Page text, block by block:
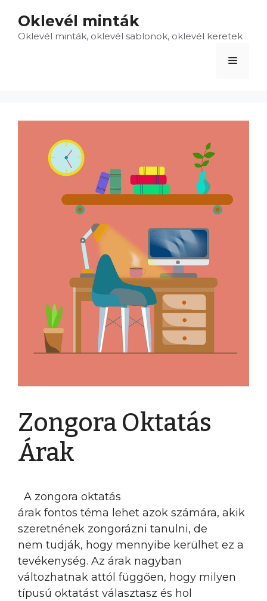
tartalomba
Oklevél minták
Oklevél minták, oklevél sablonok, oklevél keretek
Menü
Zongora Oktatás
Árak
A zongora oktatás
árak fontos téma lehet azok számára, akik
szeretnének zongorázni tanulni, de
nem tudják, hogy mennyibe kerülhet ez a
tevékenység. Az árak nagyban
változhatnak attól függően, hogy milyen
típusú oktatást választasz és hol